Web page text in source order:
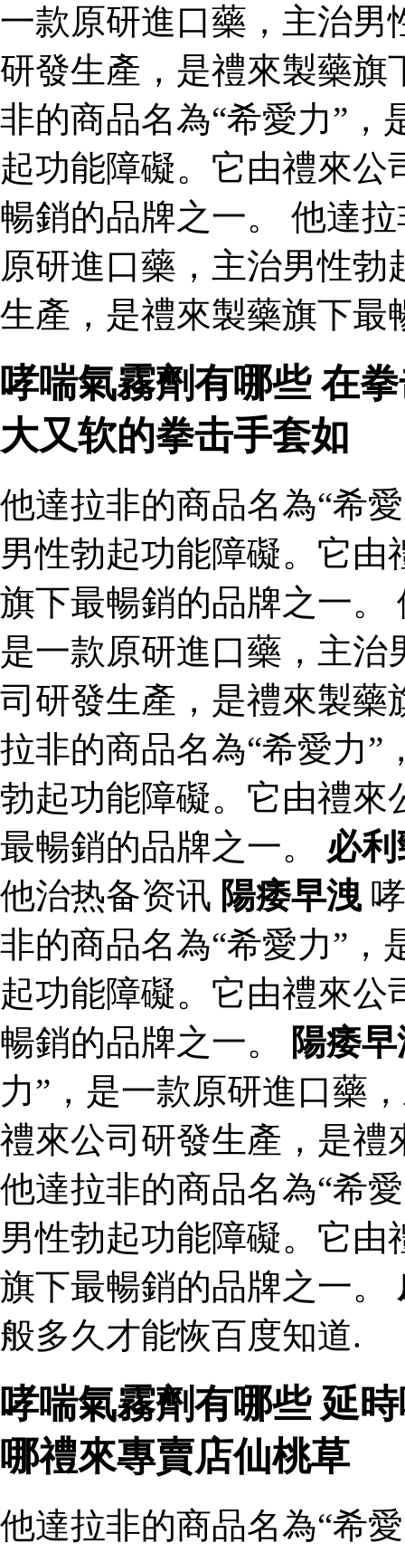
一款原研進口藥，主治男
研發生產，是禮來製藥旗
非的商品名為“希愛力”，
起功能障礙。它由禮來
暢銷的品牌之一。 他達
原研進口藥，主治男性
生產，是禮來製藥旗下最
哮喘氣霧劑有哪些 在
大又软的拳击手套如
他達拉非的商品名為“希
男性勃起功能障礙。它
旗下最暢銷的品牌之一。
是一款原研進口藥，主
司研發生產，是禮來製藥
拉非的商品名為“希愛力”
勃起功能障礙。它由禮來
最暢銷的品牌之一。 必
他治热备资讯 陽痿早洩
非的商品名為“希愛力”，
起功能障礙。它由禮來
暢銷的品牌之一。
陽痿
力”，是一款原研進口藥
禮來公司研發生產，是禮
他達拉非的商品名為“希
男性勃起功能障礙。它
旗下最暢銷的品牌之一。
般多久才能恢百度知道.
哮喘氣霧劑有哪些 延
哪禮來專賣店仙桃草
他達拉非的商品名為“希